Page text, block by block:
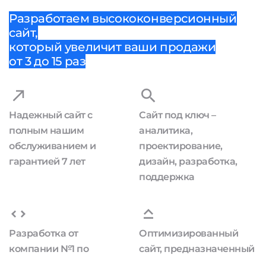
Разработаем высококонверсионный
сайт,
который увеличит ваши продажи
от 3 до 15 раз
Надежный сайт с
полным нашим
обслуживанием и
гарантией 7 лет
Сайт под ключ –
аналитика,
проектирование,
дизайн, разработка,
поддержка
Разработка от
компании №1 по
Оптимизированный
сайт, предназначенный